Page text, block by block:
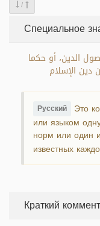
/
Специальное
الدين، أو حكما
دين الإسلام
Русский Это
или языком
норм или один
известных
Краткий